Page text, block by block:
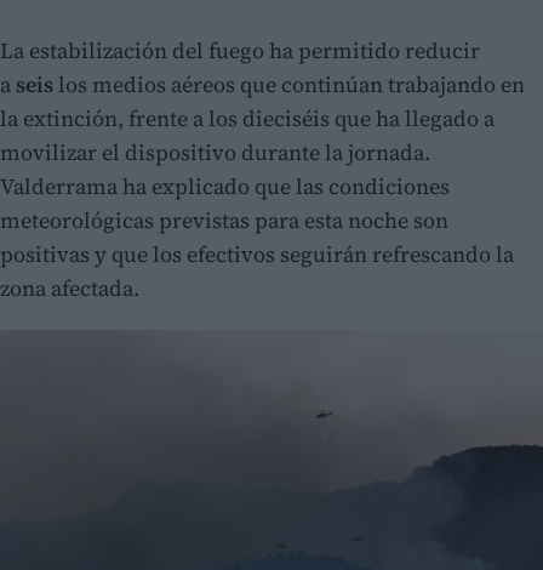
La estabilización del fuego ha permitido reducir
a seis los medios aéreos que continúan trabajando en
la extinción, frente a los dieciséis que ha llegado a
movilizar el dispositivo durante la jornada.
Valderrama ha explicado que las condiciones
meteorológicas previstas para esta noche son
positivas y que los efectivos seguirán refrescando la
zona afectada.